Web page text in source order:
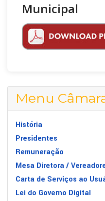
Municipal
Menu
História
Presidentes
Remuneração
Mesa Diretora /
Carta de Serviços ao
Lei do Governo Digital